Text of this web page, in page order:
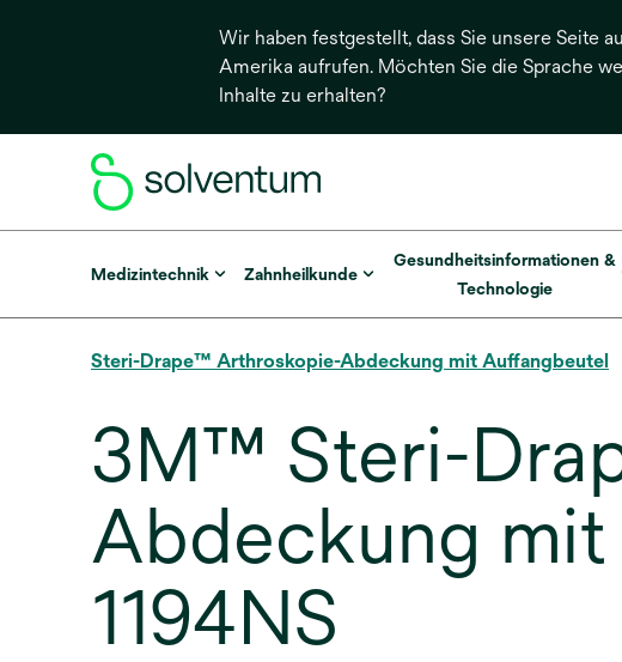
Wir haben festgestellt, dass Sie unsere Seite
Amerika aufrufen. Möchten Sie die Sprache
Inhalte zu erhalten?
Medizintechnik Zahnheilkunde
Gesundheitsinformationen &
Technologie
Steri-Drape™ Arthroskopie-Abdeckung mit Auffangbeutel
3M™ Steri-
Abdeckung
1194NS